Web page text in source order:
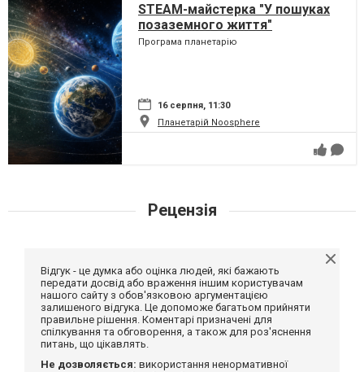
STEAM-майстерка "У пошуках
позаземного життя"
Програма планетарію
16 серпня, 11:30
Планетарій Noosphere
Рецензія
Відгук - це думка або оцінка людей, які бажають
передати досвід або враження іншим користувачам
нашого сайту з обов'язковою аргументацією
залишеного відгука. Це допоможе багатьом прийняти
правильне рішення. Коментарі призначені для
спілкування та обговорення, а також для роз'яснення
питань, що цікавлять.
Не дозволяється: використання ненормативної